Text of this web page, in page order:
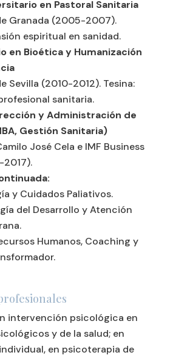
en Pastoral Sanitaria
Granada (2005-2007).
espiritual en sanidad.
en Bioética y Humanización
Sevilla (2010-2012). Tesina:
sanitaria.
y Administración de
Gestión Sanitaria)
José Cela e IMF Business
2017).
y Cuidados Paliativos.
del Desarrollo y Atención
Humanos, Coaching y
intervención psicológica en
y de la salud; en
en psicoterapia de